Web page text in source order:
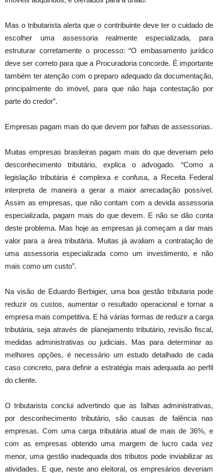
Mas o tributarista alerta que o contribuinte deve ter o cuidado de
escolher uma assessoria realmente especializada, para
estruturar corretamente o processo: “O embasamento jurídico
deve ser correto para que a Procuradoria concorde. É importante
também ter atenção com o preparo adequado da documentação,
principalmente do imóvel, para que não haja contestação por
parte do credor”.
Empresas pagam mais do que devem por falhas de assessorias.
Muitas empresas brasileiras pagam mais do que deveriam pelo
desconhecimento tributário, explica o advogado. “Como a
legislação tributária é complexa e confusa, a Receita Federal
interpreta de maneira a gerar a maior arrecadação possível.
Assim as empresas, que não contam com a devida assessoria
especializada, pagam mais do que devem. E não se dão conta
deste problema. Mas hoje as empresas já começam a dar mais
valor para a área tributária. Muitas já avaliam a contratação de
uma assessoria especializada como um investimento, e não
mais como um custo”.
Na visão de Eduardo Berbigier, uma boa gestão tributaria pode
reduzir os custos, aumentar o resultado operacional e tornar a
empresa mais competitiva. E há várias formas de reduzir a carga
tributária, seja através de planejamento tributário, revisão fiscal,
medidas administrativas ou judiciais. Mas para determinar as
melhores opções, é necessário um estudo detalhado de cada
caso concreto, para definir a estratégia mais adequada ao perfil
do cliente.
O tributarista conclui advertindo que as falhas administrativas,
por desconhecimento tributário, são causas de falência nas
empresas. Com uma carga tributária atual de mais de 36%, e
com as empresas obtendo uma margem de lucro cada vez
menor, uma gestão inadequada dos tributos pode inviabilizar as
atividades. E que, neste ano eleitoral, os empresários deveriam